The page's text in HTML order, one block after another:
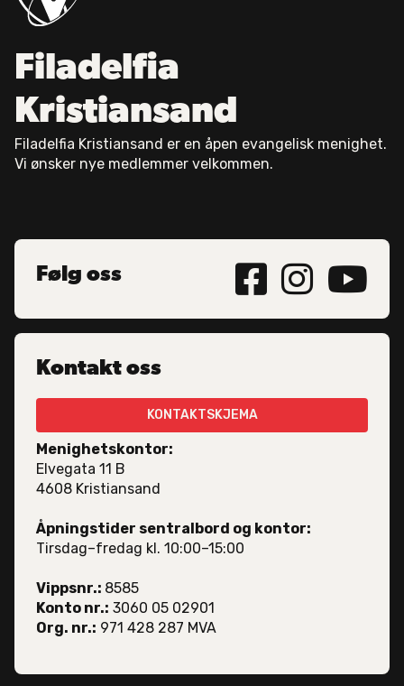
Filadelfia
Kristiansand
Filadelfia Kristiansand er en åpen evangelisk menighet.
Vi ønsker nye medlemmer velkommen.
Følg oss   
Kontakt oss
KONTAKTSKJEMA
Menighetskontor:
Elvegata 11 B
4608 Kristiansand
Åpningstider sentralbord og kontor:
Tirsdag–fredag kl. 10:00–15:00
Vippsnr.: 8585
Konto nr.: 3060 05 02901
Org. nr.: 971 428 287 MVA